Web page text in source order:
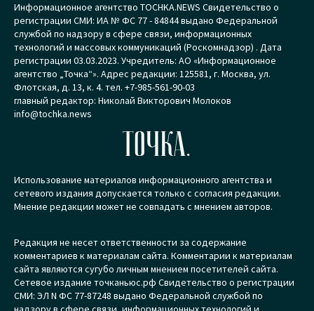
Информационное агентство TOCHKA.NEWS Свидетельство о
регистрации СМИ: ИА № ФС 77 - 84844 выдано Федеральной
службой по надзору в сфере связи, информационных
технологий и массовых коммуникаций (Роскомнадзор) . Дата
регистрации 03.03.2023. Учредитель: АО «Информационное
агентство „Точка“». Адрес редакции: 125581, г. Москва, ул.
Флотская, д. 13, к. 4. тел. +7-985-561-90-03
главный редактор: Николай Викторович Молоков
info@tochka.news
ТОЧКА.
Использование материалов информационного агентства и
сетевого издания допускается только с согласия редакции.
Мнение редакции может не совпадать с мнением авторов.
Редакция не несет ответственности за содержание
комментариев к материалам сайта. Комментарии к материалам
сайта являются сугубо личным мнением посетителей сайта.
Сетевое издание точканьюс.рф Свидетельство о регистрации
СМИ: ЭЛ N ФС 77-87248 выдано Федеральной службой по